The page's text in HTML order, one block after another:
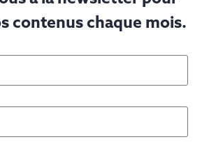
contenus chaque mois.